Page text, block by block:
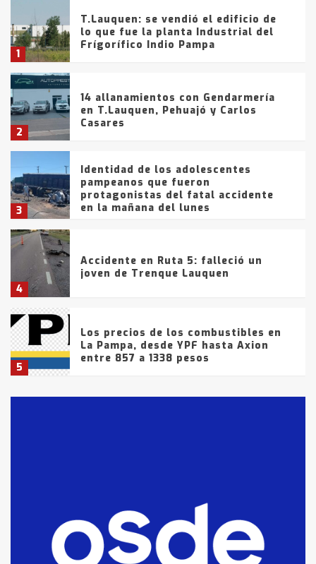
1
T.Lauquen: se vendió el edificio de
lo que fue la planta Industrial del
Frígorífico Indio Pampa
2
14 allanamientos con Gendarmería
en T.Lauquen, Pehuajó y Carlos
Casares
3
Identidad de los adolescentes
pampeanos que fueron
protagonistas del fatal accidente
en la mañana del lunes
4
Accidente en Ruta 5: falleció un
joven de Trenque Lauquen
5
Los precios de los combustibles en
La Pampa, desde YPF hasta Axion
entre 857 a 1338 pesos
fueron detenidos por
comercialización de drogas en la
tarde del sábado